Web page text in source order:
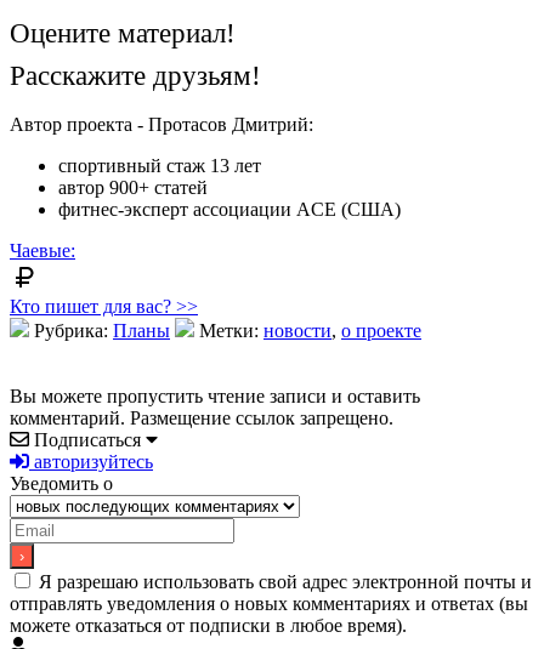
Оцените материал!
Расскажите друзьям!
Автор проекта - Протасов Дмитрий:
спортивный стаж 13 лет
автор 900+ статей
фитнес-эксперт ассоциации ACE (США)
Чаевые:
Кто пишет для вас? >>
Рубрика: Планы Метки: новости, о проекте
Вы можете пропустить чтение записи и оставить
комментарий. Размещение ссылок запрещено.
Подписаться
авторизуйтесь
Уведомить о
Я разрешаю использовать свой адрес электронной почты и
отправлять уведомления о новых комментариях и ответах (вы
можете отказаться от подписки в любое время).